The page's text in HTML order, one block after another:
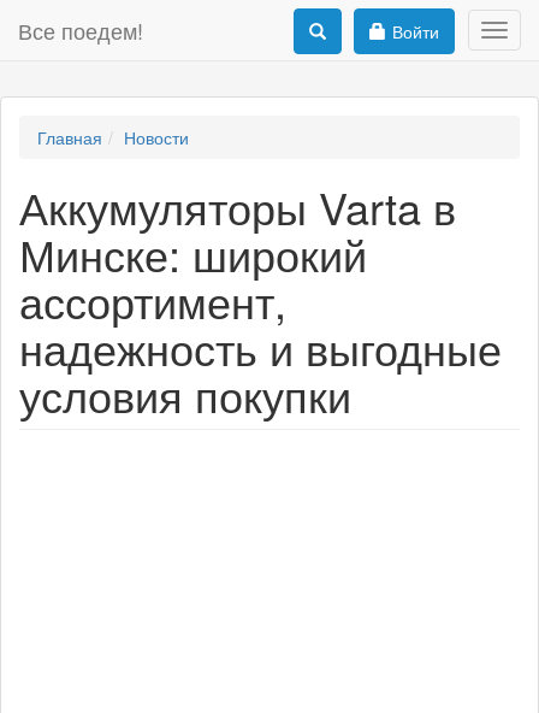
Все поедем! Войти
Главная Новости
Аккумуляторы Varta в
Минске: широкий
ассортимент,
надежность и выгодные
условия покупки